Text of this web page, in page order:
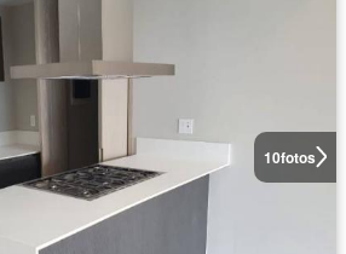
10fotos